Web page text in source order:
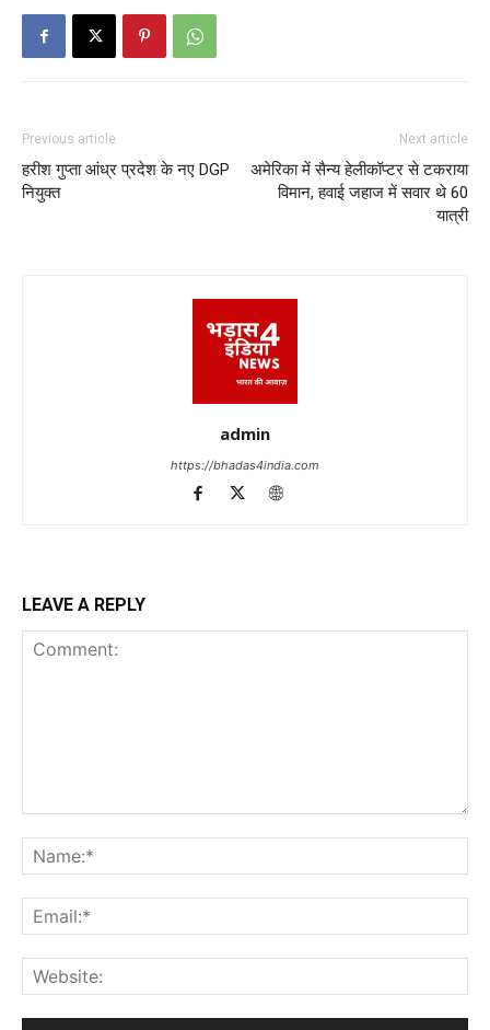
Previous article
हरीश गुप्ता आंध्र प्रदेश के नए DGP
नियुक्त
Next article
अमेरिका में सैन्य हेलीकॉप्टर से टकराया
विमान, हवाई जहाज में सवार थे 60
यात्री
admin
https://bhadas4india.com
LEAVE A REPLY